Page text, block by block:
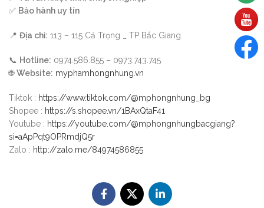
✅ Bảo hành uy tín
📍 Địa chỉ: 113 – 115 Cả Trọng _ TP Bắc Giang
📞 Hotline: 0974.586.855 – 0973.743.745
🌐Website: myphamhongnhung.vn
Tiktok : https://www.tiktok.com/@mphongnhung_bg
Shopee : https://s.shopee.vn/1BAxQtaF41
Youtube : https://youtube.com/@mphongnhungbacgiang?
si=aApPqt9OPRmdjQ5r
Zalo : http://zalo.me/84974586855